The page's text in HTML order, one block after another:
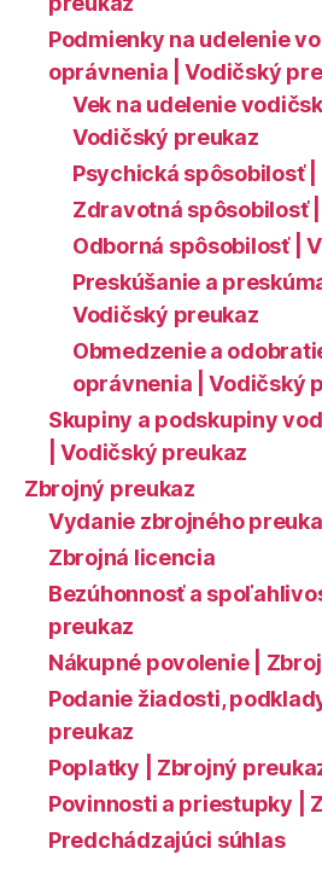
Podmienky na udelenie
oprávnenia | Vodičský
Vek na udelenie
Vodičský preukaz
Psychická spôsobilosť
Zdravotná spôsobilosť
Odborná spôsobilosť |
Preskúšanie a
Vodičský preukaz
Obmedzenie a
oprávnenia | Vodičský
Skupiny a podskupiny
| Vodičský preukaz
Zbrojný preukaz
Vydanie zbrojného
Zbrojná licencia
Bezúhonnosť a
preukaz
Nákupné povolenie |
Podanie žiadosti,
preukaz
Poplatky | Zbrojný
Povinnosti a priestupky |
Predchádzajúci súhlas